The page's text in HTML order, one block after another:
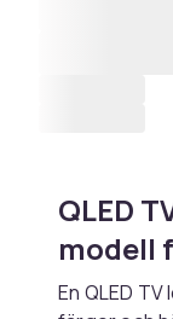
QLED
modell
En QLED